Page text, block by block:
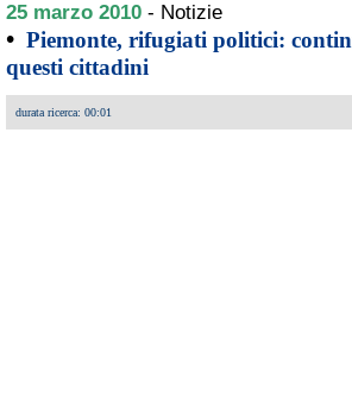
25 marzo 2010 - Notizie
• Piemonte, rifugiati politici:
questi cittadini
durata ricerca: 00:01